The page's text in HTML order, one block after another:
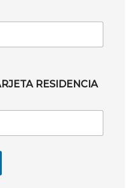
RESIDENCIA